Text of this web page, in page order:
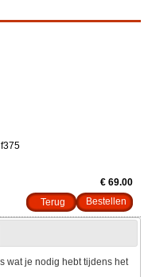
€ 69.00
Terug
wat je nodig hebt tijdens het